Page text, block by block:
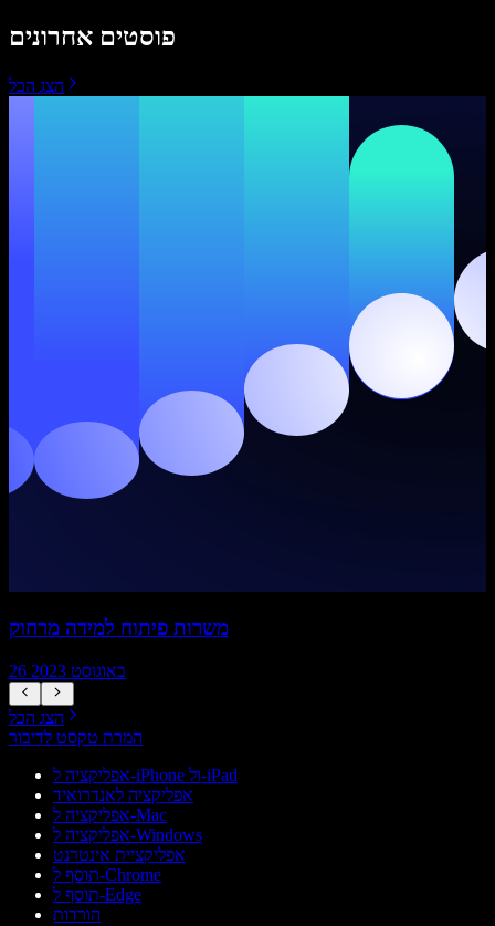
פוסטים אחרונים
הצג הכל
משרות פיתוח למידה מרחוק
26 באוגוסט 2023
הצג הכל
המרת טקסט לדיבור
אפליקציה ל-iPhone ול-iPad
אפליקציה לאנדרואיד
אפליקציה ל-Mac
אפליקציה ל-Windows
אפליקציית אינטרנט
תוסף ל-Chrome
תוסף ל-Edge
הורדות